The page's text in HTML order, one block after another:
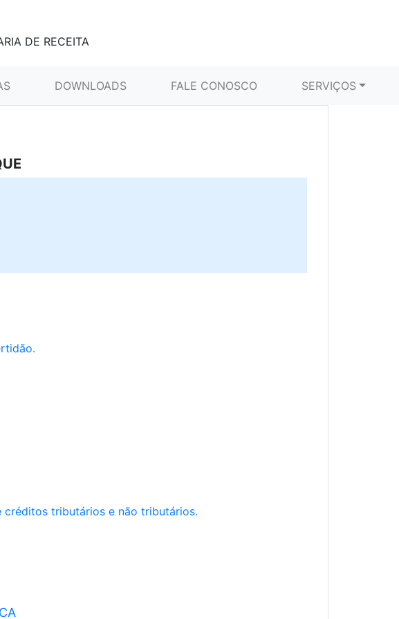
DE RECEITA
DOWNLOADS FALE CONOSCO SERVIÇOS
créditos tributários e não tributários.